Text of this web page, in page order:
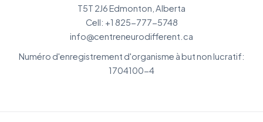
T5T 2J6 Edmonton, Alberta
Cell: +1 825-777-5748
info@centreneurodifferent.ca
Numéro d'enregistrement d'organisme à but non lucratif:
1704100-4